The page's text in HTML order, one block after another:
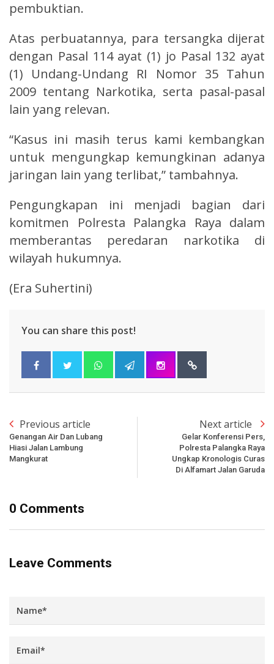
pembuktian.
Atas perbuatannya, para tersangka dijerat
dengan Pasal 114 ayat (1) jo Pasal 132 ayat
(1) Undang-Undang RI Nomor 35 Tahun
2009 tentang Narkotika, serta pasal-pasal
lain yang relevan.
“Kasus ini masih terus kami kembangkan
untuk mengungkap kemungkinan adanya
jaringan lain yang terlibat,” tambahnya.
Pengungkapan ini menjadi bagian dari
komitmen Polresta Palangka Raya dalam
memberantas peredaran narkotika di
wilayah hukumnya.
(Era Suhertini)
You can share this post!
Previous article
Genangan Air Dan Lubang
Hiasi Jalan Lambung
Mangkurat
Next article
Gelar Konferensi Pers,
Polresta Palangka Raya
Ungkap Kronologis Curas
Di Alfamart Jalan Garuda
0 Comments
Leave Comments